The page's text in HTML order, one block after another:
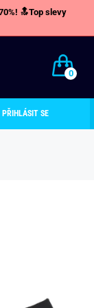
🔝Top slevy
0
PŘIHLÁSIT SE